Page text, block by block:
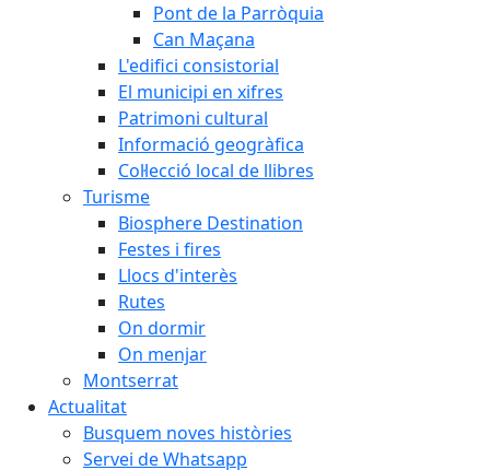
Pont de la Parròquia
Can Maçana
L'edifici consistorial
El municipi en xifres
Patrimoni cultural
Informació geogràfica
Col·lecció local de llibres
Turisme
Biosphere Destination
Festes i fires
Llocs d'interès
Rutes
On dormir
On menjar
Montserrat
Actualitat
Busquem noves històries
Servei de Whatsapp